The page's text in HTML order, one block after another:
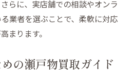
定を活用した時短術
食器買取の選び方地域密着型
ービスの特徴とは
らに、実店舗での相談やオンラ
業者を選ぶことで、柔軟に対応
まります。
の瀬戸物買取ガイド